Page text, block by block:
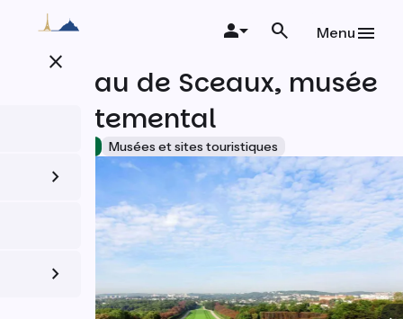
principal
close
Menu
Chateau de Sceaux, musée
départemental
Musées et sites touristiques